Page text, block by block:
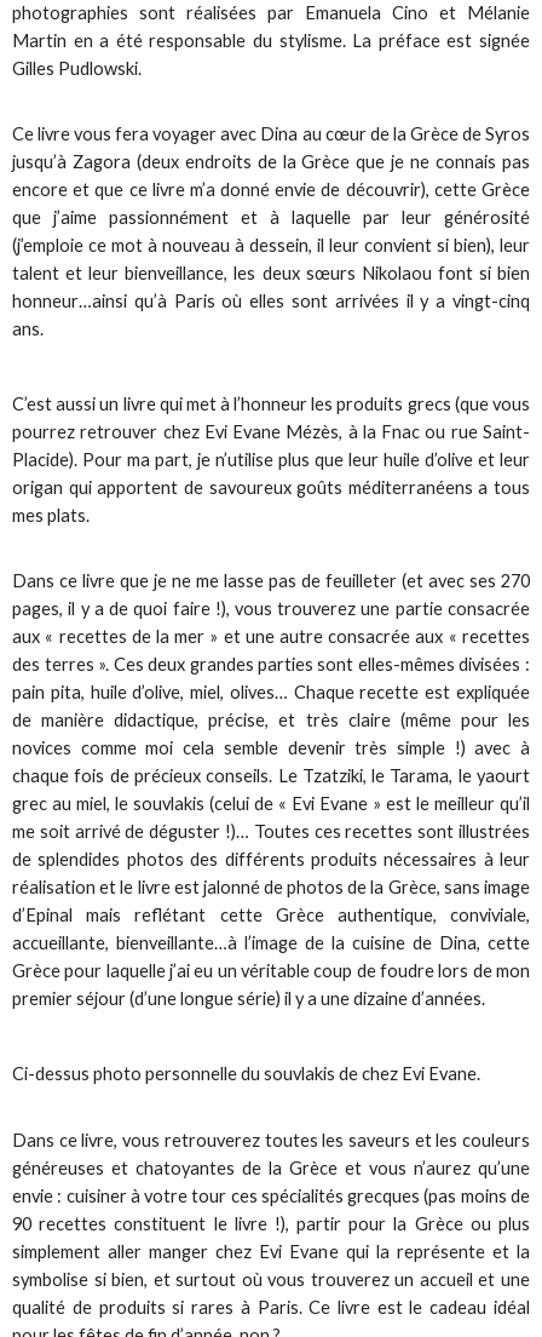
photographies sont réalisées par Emanuela Cino et Mélanie
Martin en a été responsable du stylisme. La préface est signée
Gilles Pudlowski.
Ce livre vous fera voyager avec Dina au cœur de la Grèce de Syros
jusqu’à Zagora (deux endroits de la Grèce que je ne connais pas
encore et que ce livre m’a donné envie de découvrir), cette Grèce
que j’aime passionnément et à laquelle par leur générosité
(j’emploie ce mot à nouveau à dessein, il leur convient si bien), leur
talent et leur bienveillance, les deux sœurs Nikolaou font si bien
honneur…ainsi qu’à Paris où elles sont arrivées il y a vingt-cinq
ans.
C’est aussi un livre qui met à l’honneur les produits grecs (que vous
pourrez retrouver chez Evi Evane Mézès, à la Fnac ou rue Saint-
Placide). Pour ma part, je n’utilise plus que leur huile d’olive et leur
origan qui apportent de savoureux goûts méditerranéens a tous
mes plats.
Dans ce livre que je ne me lasse pas de feuilleter (et avec ses 270
pages, il y a de quoi faire !), vous trouverez une partie consacrée
aux « recettes de la mer » et une autre consacrée aux « recettes
des terres ». Ces deux grandes parties sont elles-mêmes divisées :
pain pita, huile d’olive, miel, olives… Chaque recette est expliquée
de manière didactique, précise, et très claire (même pour les
novices comme moi cela semble devenir très simple !) avec à
chaque fois de précieux conseils. Le Tzatziki, le Tarama, le yaourt
grec au miel, le souvlakis (celui de « Evi Evane » est le meilleur qu’il
me soit arrivé de déguster !)… Toutes ces recettes sont illustrées
de splendides photos des différents produits nécessaires à leur
réalisation et le livre est jalonné de photos de la Grèce, sans image
d’Epinal mais reflétant cette Grèce authentique, conviviale,
accueillante, bienveillante…à l’image de la cuisine de Dina, cette
Grèce pour laquelle j’ai eu un véritable coup de foudre lors de mon
premier séjour (d’une longue série) il y a une dizaine d’années.
Ci-dessus photo personnelle du souvlakis de chez Evi Evane.
Dans ce livre, vous retrouverez toutes les saveurs et les couleurs
généreuses et chatoyantes de la Grèce et vous n’aurez qu’une
envie : cuisiner à votre tour ces spécialités grecques (pas moins de
90 recettes constituent le livre !), partir pour la Grèce ou plus
simplement aller manger chez Evi Evane qui la représente et la
symbolise si bien, et surtout où vous trouverez un accueil et une
qualité de produits si rares à Paris. Ce livre est le cadeau idéal